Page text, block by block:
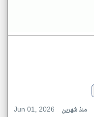
Jun 01, 2026
منذ شهرين